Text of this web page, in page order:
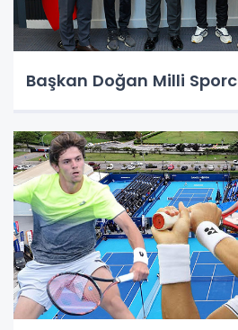
Başkan Doğan Milli